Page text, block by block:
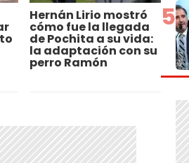
Hernán Lirio mostró
cómo fue la llegada
de Pochita a su vida:
la adaptación con su
perro Ramón
5